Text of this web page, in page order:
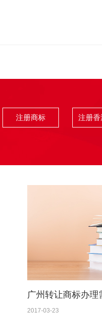
注册商标 注册香
广州转让商标办
2017-03-23